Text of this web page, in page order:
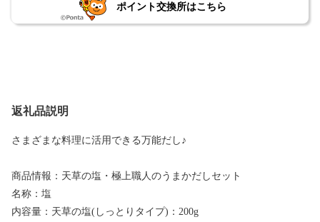
ポイント交換所はこちら
返礼品説明
さまざまな料理に活用できる万能だし♪
商品情報：天草の塩・極上職人のうまかだしセット
名称：塩
内容量：天草の塩(しっとりタイプ)：200g